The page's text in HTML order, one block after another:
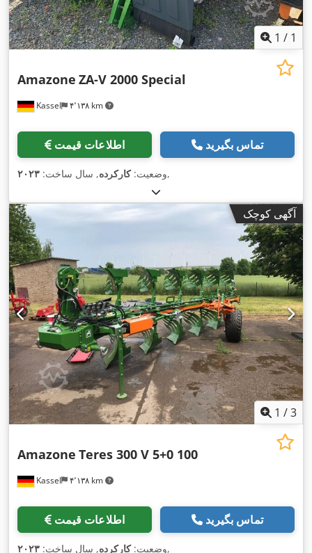
1 / 1
Kassel ۴٬۱۳۸ km
Amazone ZA-V 2000 Special
اطلاعات قیمت تماس بگیرید
وضعیت:کارکرده, سال ساخت: ۲۰۲۳ ,
آگهی کوچک
1 /3
Kassel ۴٬۱۳۸ km
Amazone Teres 300 V 5+0 100
اطلاعات قیمت تماس بگیرید
وضعیت:کارکرده, سال ساخت: ۲۰۲۳ ,